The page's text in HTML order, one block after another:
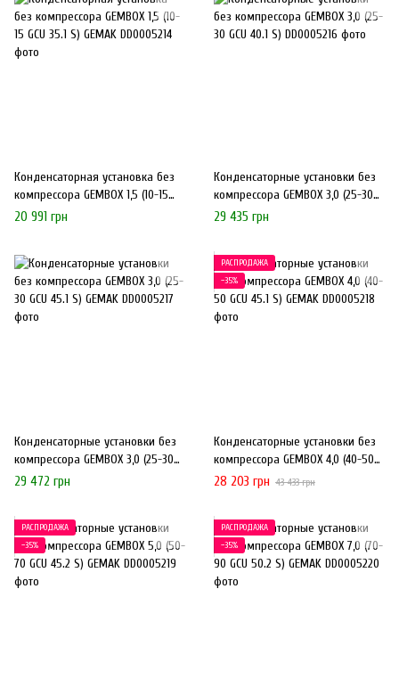
Конденсаторная установка без
компрессора GEMBOX 1,5 (10-15
GCU 35.1 S) GEMAK
20 991 грн
Конденсаторные установки без
компрессора GEMBOX 3,0 (25-30
GCU 40.1 S)
29 435 грн
Конденсаторные установки без
компрессора GEMBOX 3,0 (25-30
GCU 45.1 S) GEMAK
29 472 грн
РАСПРОДАЖА
−35%
Конденсаторные установки без
компрессора GEMBOX 4,0 (40-50
GCU 45.1 S) GEMAK
28 203 грн 43 433 грн
РАСПРОДАЖА
−35%
РАСПРОДАЖА
−35%